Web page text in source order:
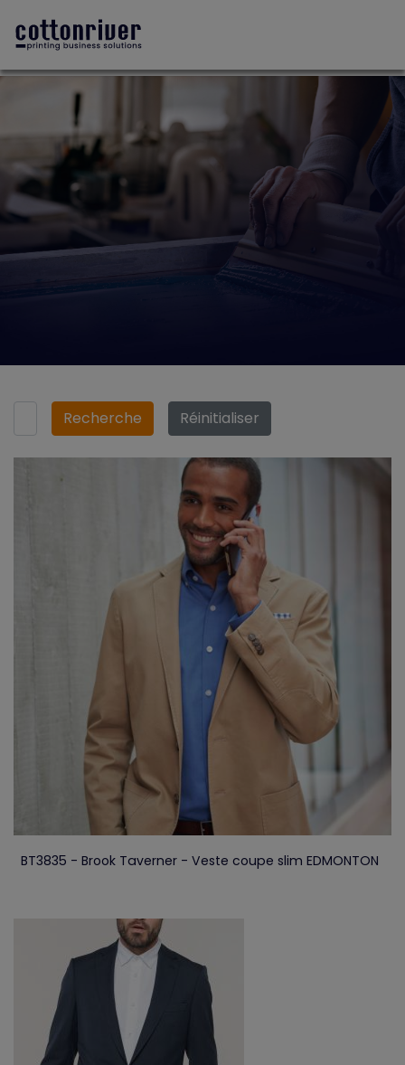
Recherche Réinitialiser
BT3835 - Brook Taverner - Veste coupe slim EDMONTON